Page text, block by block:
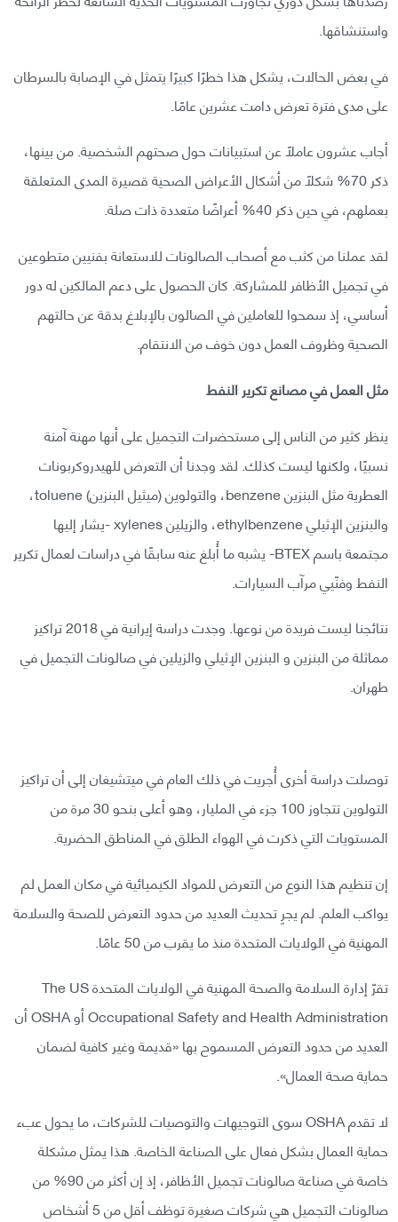
واستنشاقها.
في بعض الحالات، يشكل هذا خطرًا كبيرًا يتمثل في الإصابة بالسرطان
على مدى فترة تعرض دامت عشرين عامًا.
أجاب عشرون عاملًا عن استبيانات حول صحتهم الشخصية. من بينها،
ذكر 70% شكلًا من أشكال الأعراض الصحية قصيرة المدى المتعلقة
بعملهم، في حين ذكر 40% أعراضًا متعددة ذات صلة.
لقد عملنا من كثب مع أصحاب الصالونات للاستعانة بفنيين متطوعين
في تجميل الأظافر للمشاركة. كان الحصول على دعم المالكين له دور
أساسي، إذ سمحوا للعاملين في الصالون بالإبلاغ بدقة عن حالتهم
الصحية وظروف العمل دون خوف من الانتقام.
مثل العمل في مصانع تكرير النفط
ينظر كثير من الناس إلى مستحضرات التجميل على أنها مهنة آمنة
نسبيًا، ولكنها ليست كذلك. لقد وجدنا أن التعرض للهيدروكربونات
العطرية مثل البنزين benzene، والتولوين (ميثيل البنزين) toluene،
والبنزين الإثيلي ethylbenzene، والزيلين xylenes -يشار إليها
مجتمعة باسم BTEX- يشبه ما أُبلغ عنه سابقًا في دراسات لعمال تكرير
النفط وفنّيي مرآب السيارات.
نتائجنا ليست فريدة من نوعها. وجدت دراسة إيرانية في 2018 تراكيز
مماثلة من البنزين و البنزين الإثيلي والزيلين في صالونات التجميل في
طهران.
توصلت دراسة أخرى أُجريت في ذلك العام في ميتشيغان إلى أن تراكيز
التولوين تتجاوز 100 جزء في المليار، وهو أعلى بنحو 30 مرة من
المستويات التي ذكرت في الهواء الطلق في المناطق الحضرية.
إن تنظيم هذا النوع من التعرض للمواد الكيميائية في مكان العمل لم
يواكب العلم. لم يجرِ تحديث العديد من حدود التعرض للصحة والسلامة
المهنية في الولايات المتحدة منذ ما يقرب من 50 عامًا.
تقرّ إدارة السلامة والصحة المهنية في الولايات المتحدة The US
Occupational Safety and Health Administration أو OSHA أن
العديد من حدود التعرض المسموح بها «قديمة وغير كافية لضمان
حماية صحة العمال».
لا تقدم OSHA سوى التوجيهات والتوصيات للشركات، ما يحول عبء
حماية العمال بشكل فعال على الصناعة الخاصة. هذا يمثل مشكلة
خاصة في صناعة صالونات تجميل الأظافر، إذ إن أكثر من 90% من
صالونات التجميل هي شركات صغيرة توظف أقل من 5 أشخاص